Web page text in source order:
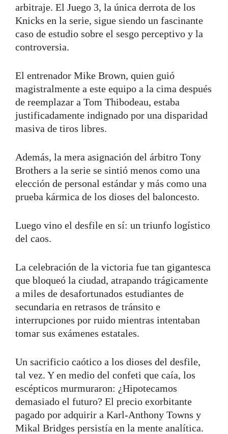
arbitraje. El Juego 3, la única derrota de los
Knicks en la serie, sigue siendo un fascinante
caso de estudio sobre el sesgo perceptivo y la
controversia.
El entrenador Mike Brown, quien guió
magistralmente a este equipo a la cima después
de reemplazar a Tom Thibodeau, estaba
justificadamente indignado por una disparidad
masiva de tiros libres.
Además, la mera asignación del árbitro Tony
Brothers a la serie se sintió menos como una
elección de personal estándar y más como una
prueba kármica de los dioses del baloncesto.
Luego vino el desfile en sí: un triunfo logístico
del caos.
La celebración de la victoria fue tan gigantesca
que bloqueó la ciudad, atrapando trágicamente
a miles de desafortunados estudiantes de
secundaria en retrasos de tránsito e
interrupciones por ruido mientras intentaban
tomar sus exámenes estatales.
Un sacrificio caótico a los dioses del desfile,
tal vez. Y en medio del confeti que caía, los
escépticos murmuraron: ¿Hipotecamos
demasiado el futuro? El precio exorbitante
pagado por adquirir a Karl-Anthony Towns y
Mikal Bridges persistía en la mente analítica.